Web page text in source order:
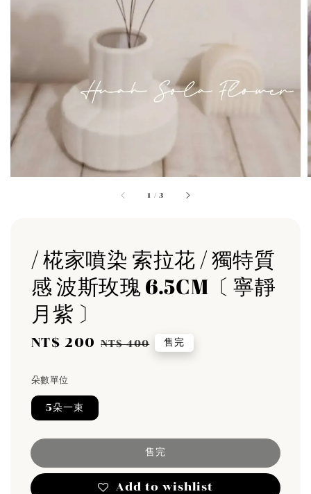
1 /3
/ 椛家噴染 索拉花 / 獨特質
感 波斯玫瑰 6.5CM〔 寧靜
月紫 〕
Sale
NT$ 200 Regular
NT$ 400 售完
朵數單位
5朵一束
售完
Add to wishlist